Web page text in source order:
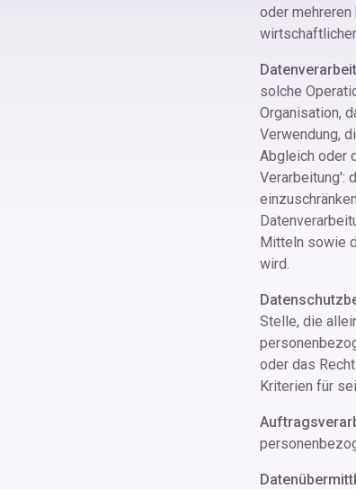
oder
solche
Organisation,
Verwendung,
Abgleich oder
Verarbeitung':
Mitteln sowie
wird.
Stelle, die
oder das
Kriterien für